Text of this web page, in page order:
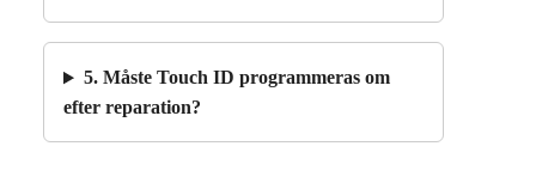
5. Måste Touch ID programmeras om
efter reparation?